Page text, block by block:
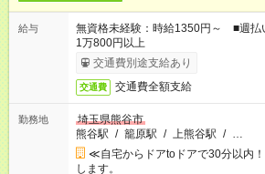
給与
無資格未経験：時給1350円～ ■週
1万800円以上
交通費別途支給あり
交通費 交通費全額支給
勤務地
埼玉県熊谷市
熊谷駅 / 籠原駅 / 上熊谷駅 / …
≪自宅からドアtoドアで30分以内
します。